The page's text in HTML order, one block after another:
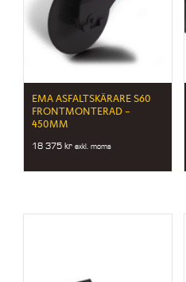
EMA ASFALTSKÄRARE S60
FRONTMONTERAD –
450MM
18 375kr exkl. moms